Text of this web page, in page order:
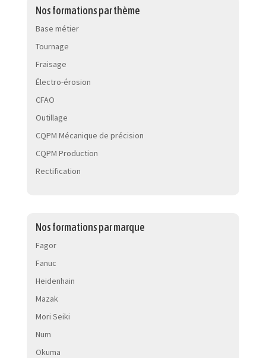
Nos formations par thème
Base métier
Tournage
Fraisage
Électro-érosion
CFAO
Outillage
CQPM Mécanique de précision
CQPM Production
Rectification
Nos formations par marque
Fagor
Fanuc
Heidenhain
Mazak
Mori Seiki
Num
Okuma